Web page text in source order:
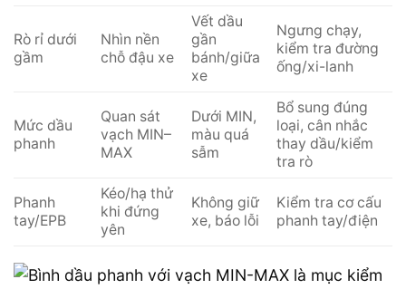
Rò rỉ dưới
gầm
Nhìn nền
chỗ đậu xe
Vết dầu
gần
bánh/giữa
xe
Ngưng chạy,
kiểm tra đường
ống/xi-lanh
Mức dầu
phanh
Quan sát
vạch MIN–
MAX
Dưới MIN,
màu quá
sẫm
Bổ sung đúng
loại, cân nhắc
thay dầu/kiểm
tra rò
Phanh
tay/EPB
Kéo/hạ thử
khi đứng
yên
Không giữ
xe, báo lỗi
Kiểm tra cơ cấu
phanh tay/điện